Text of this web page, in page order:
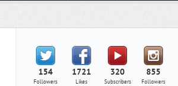
154
Followers
1721
Likes
320
Subscribers
855
Followers